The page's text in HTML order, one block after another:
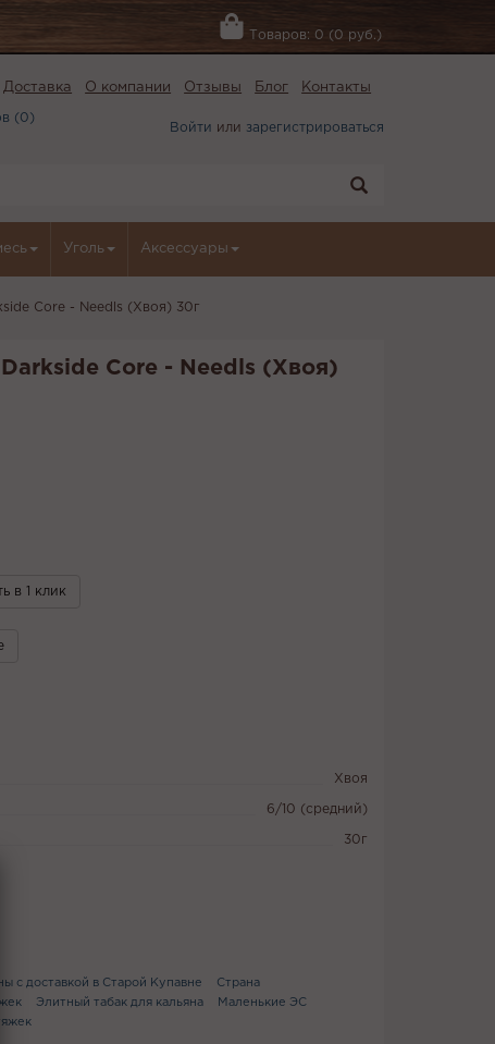
Товаров: 0 (0 руб.)
Доставка О компании Отзывы Блог Контакты
(0)
Войти или зарегистрироваться
Уголь Аксессуары
Core - Needls (Хвоя) 30г
Core - Needls (Хвоя)
в 1 клик
Хвоя
6/10 (средний)
30г
с доставкой в Старой Купавне
Страна
Элитный табак для кальяна
Маленькие ЭС